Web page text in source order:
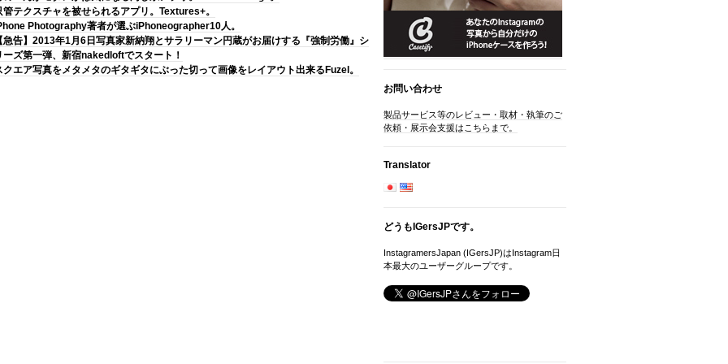
管テクスチャを被せられるアプリ。Textures+。
Photography著者が選ぶiPhoneographer10人。
急告】2013年1月6日写真家新納翔とサラリーマン円蔵がお届けする『強制労働』シ
ーズ第一弾、新宿nakedloftでスタート！
クエア写真をメタメタのギタギタにぶった切って画像をレイアウト出来るFuzel。
お問い合わせ
製品サービス等のレビュー・取材・執筆のご
依頼・展示会支援はこちらまで。
Translator
どうもIGersJPです。
InstagramersJapan (IGersJP)はInstagram日
本最大のユーザーグループです。